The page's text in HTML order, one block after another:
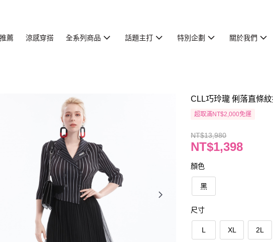
薦 涼感穿搭 全系列商品 話題主打 特別企劃 關於我們
CLL巧玲瓏 俐落直條
超取滿NT$2,000免運
NT$13,980
NT$1,398
顏色
黑
尺寸
L XL 2L